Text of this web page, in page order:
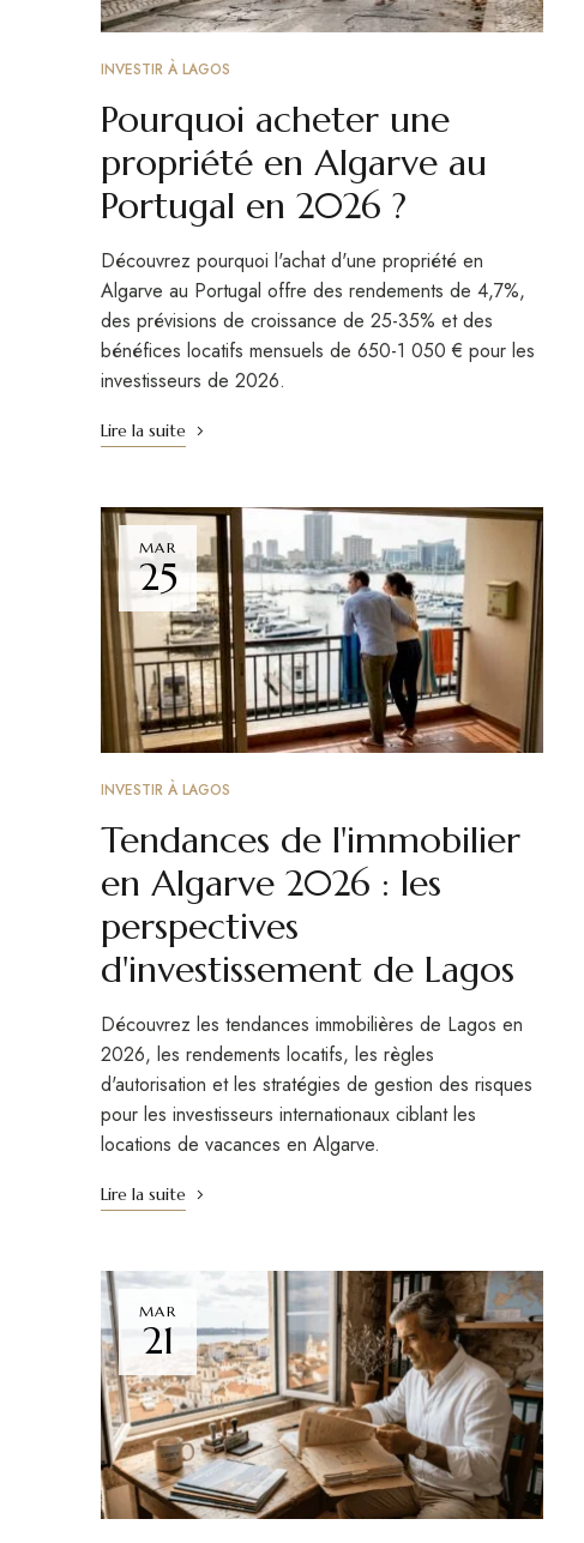
INVESTIR À LAGOS
Pourquoi acheter une
propriété en Algarve au
Portugal en 2026 ?
Découvrez pourquoi l'achat d'une propriété en
Algarve au Portugal offre des rendements de 4,7%,
des prévisions de croissance de 25-35% et des
bénéfices locatifs mensuels de 650-1 050 € pour les
investisseurs de 2026.
Lire la suite
MAR
25
INVESTIR À LAGOS
Tendances de l'immobilier
en Algarve 2026 : les
perspectives
d'investissement de Lagos
Découvrez les tendances immobilières de Lagos en
2026, les rendements locatifs, les règles
d'autorisation et les stratégies de gestion des risques
pour les investisseurs internationaux ciblant les
locations de vacances en Algarve.
Lire la suite
MAR
21